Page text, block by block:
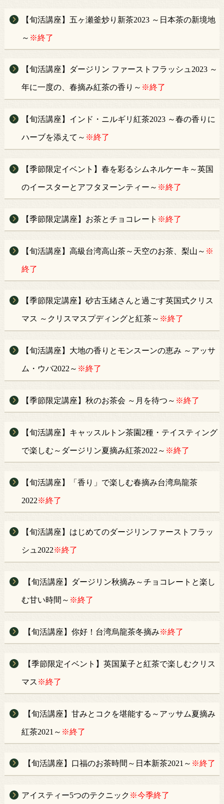
【旬活講座】五ヶ瀬釜炒り新茶2023 ～日本茶の新境地
～ ※終了
【旬活講座】ダージリン ファーストフラッシュ2023 ～
年に一度の、春摘み紅茶の香り～ ※終了
【旬活講座】インド・ニルギリ紅茶2023 ～春の香りに
ハーブを添えて～ ※終了
【季節限定イベント】春を彩るシムネルケーキ～英国
のイースターとアフタヌーンティー～ ※終了
【季節限定講座】お茶とチョコレート ※終了
【旬活講座】高級台湾高山茶～天空のお茶、梨山～ ※
終了
【季節限定講座】砂古玉緒さんと過ごす英国式クリス
マス ～クリスマスプディングと紅茶～ ※終了
【旬活講座】大地の香りとモンスーンの恵み ～アッサ
ム・ウバ2022～ ※終了
【季節限定講座】秋のお茶会 ～月を待つ～ ※終了
【旬活講座】キャッスルトン茶園2種・テイスティング
で楽しむ～ダージリン夏摘み紅茶2022～ ※終了
【旬活講座】「香り」で楽しむ春摘み台湾烏龍茶
2022※終了
【旬活講座】はじめてのダージリンファーストフラッ
シュ2022※終了
【旬活講座】ダージリン秋摘み～チョコレートと楽し
む甘い時間～ ※終了
【旬活講座】你好！台湾烏龍茶冬摘み※終了
【季節限定イベント】英国菓子と紅茶で楽しむクリス
マス ※終了
【旬活講座】甘みとコクを堪能する～アッサム夏摘み
紅茶2021～ ※終了
【旬活講座】口福のお茶時間～日本新茶2021～ ※終了
アイスティー5つのテクニック ※今季終了